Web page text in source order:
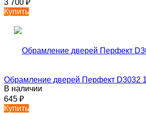
3 700 ₽
Купить
Обрамление дверей Перфект D3032
В наличии
645 ₽
Купить